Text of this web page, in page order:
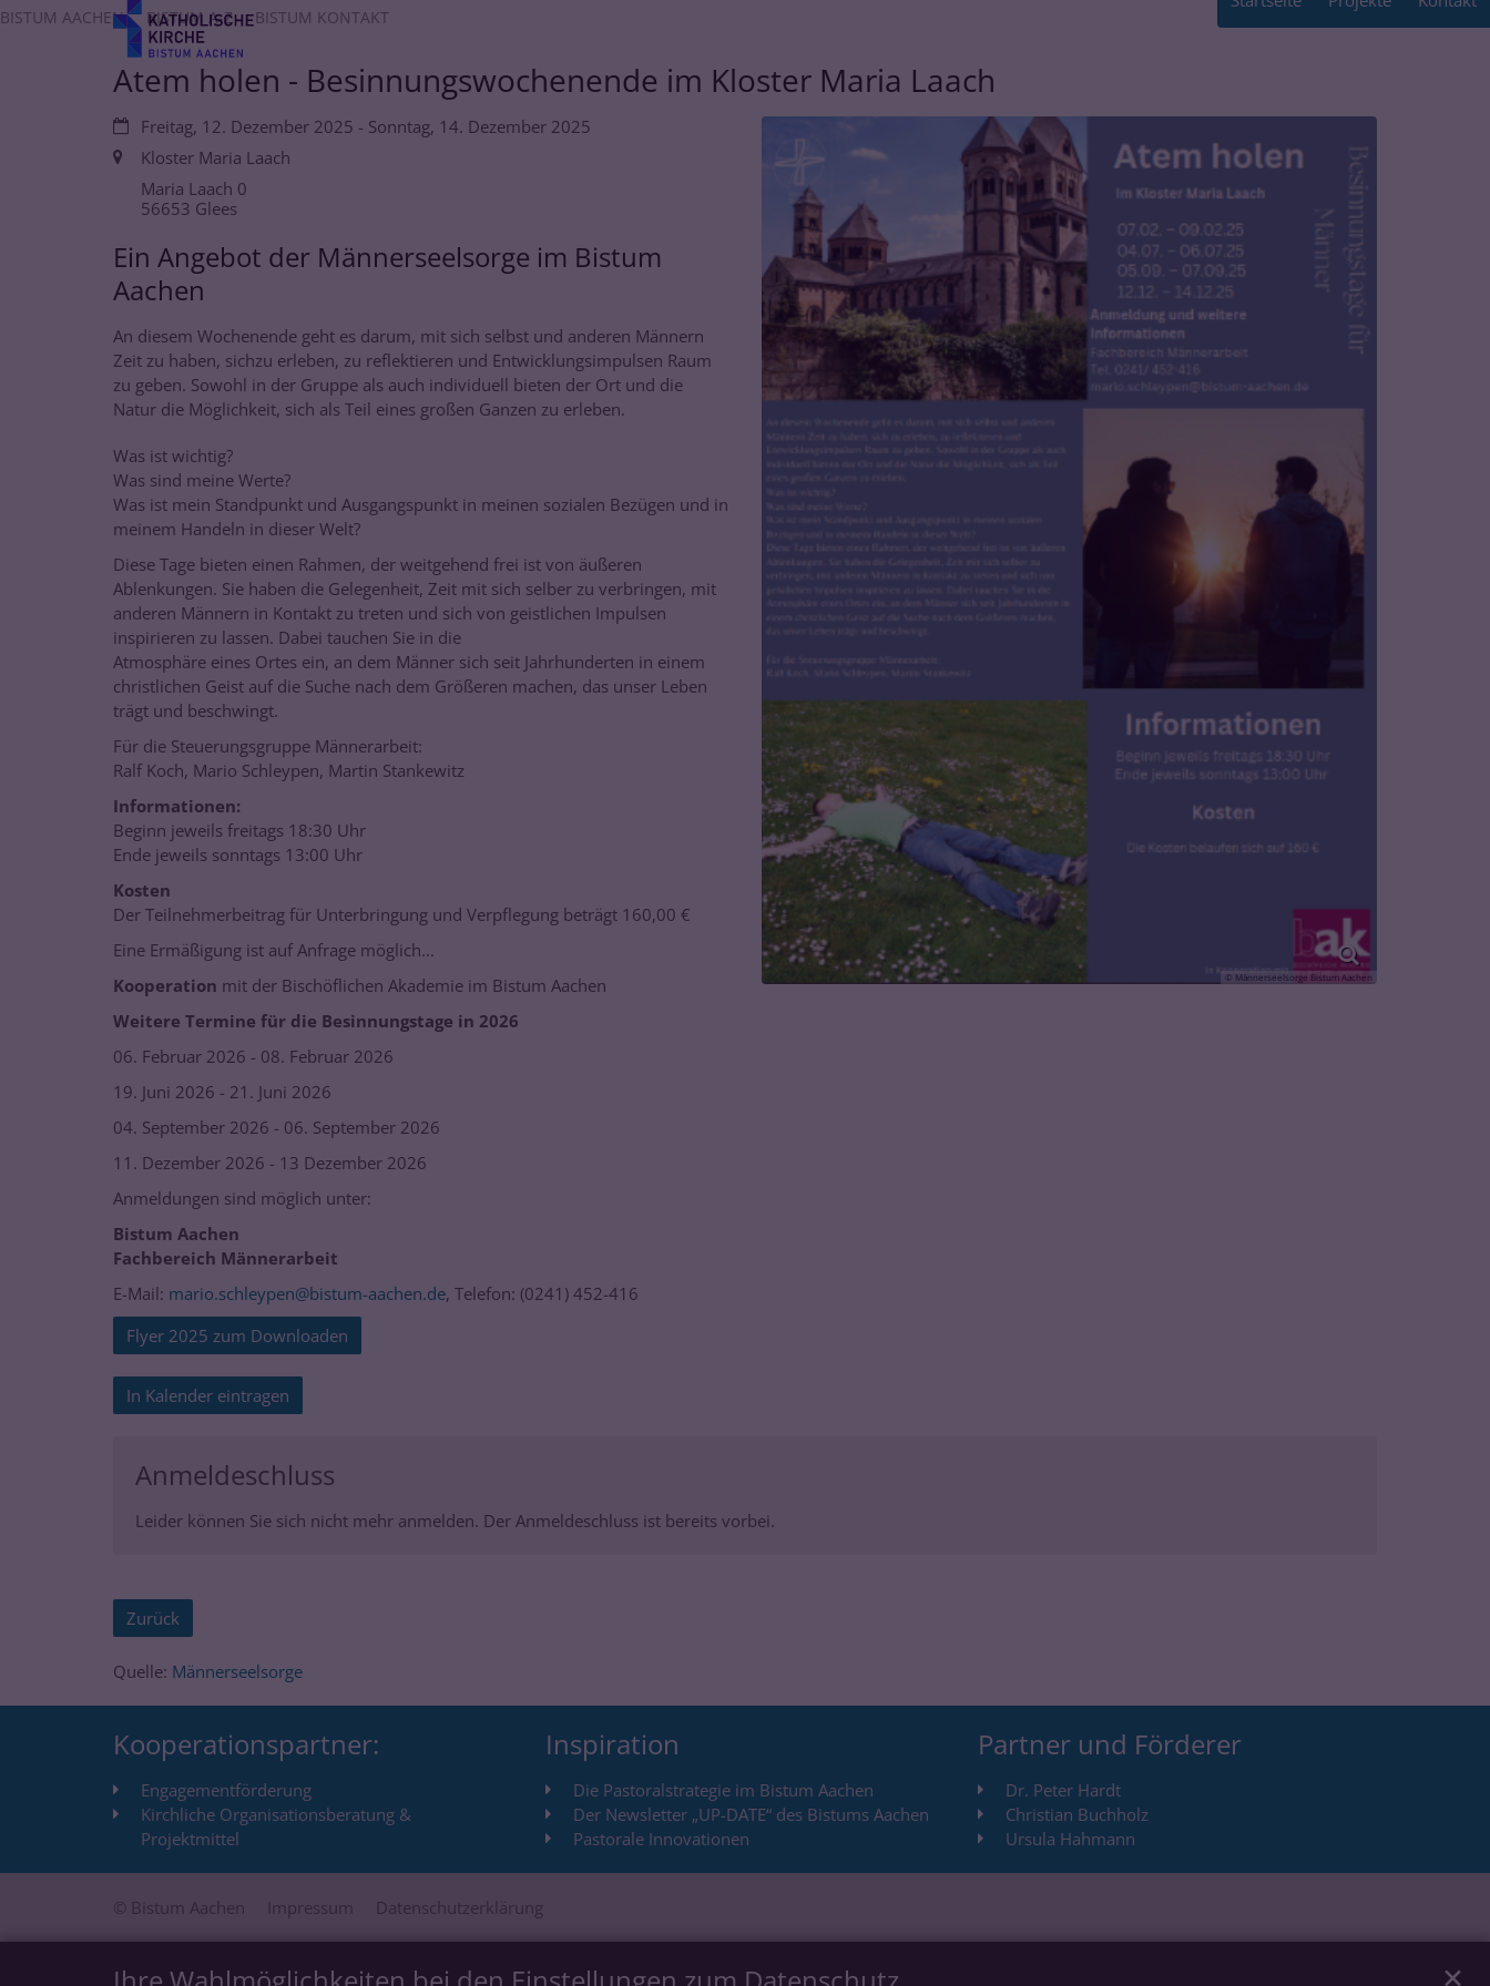
✕
Zum Inhalt springen
BISTUM AACHEN BISTUM A-Z BISTUM KONTAKT
Atem holen - Besinnungswochenende im Kloster Maria Laach
© Männerseelsorge Bistum Aachen
Datum:Freitag, 12. Dezember 2025 - Sonntag, 14. Dezember 2025
Ort: Kloster Maria Laach
Maria Laach 0
56653 Glees
Ein Angebot der Männerseelsorge im Bistum
Aachen
An diesem Wochenende geht es darum, mit sich selbst und anderen Männern
Zeit zu haben, sichzu erleben, zu reflektieren und Entwicklungsimpulsen Raum
zu geben. Sowohl in der Gruppe als auch individuell bieten der Ort und die
Natur die Möglichkeit, sich als Teil eines großen Ganzen zu erleben.
Was ist wichtig?
Was sind meine Werte?
Was ist mein Standpunkt und Ausgangspunkt in meinen sozialen Bezügen und in
meinem Handeln in dieser Welt?
Diese Tage bieten einen Rahmen, der weitgehend frei ist von äußeren
Ablenkungen. Sie haben die Gelegenheit, Zeit mit sich selber zu verbringen, mit
anderen Männern in Kontakt zu treten und sich von geistlichen Impulsen
inspirieren zu lassen. Dabei tauchen Sie in die
Atmosphäre eines Ortes ein, an dem Männer sich seit Jahrhunderten in einem
christlichen Geist auf die Suche nach dem Größeren machen, das unser Leben
trägt und beschwingt.
Für die Steuerungsgruppe Männerarbeit:
Ralf Koch, Mario Schleypen, Martin Stankewitz
Informationen:
Beginn jeweils freitags 18:30 Uhr
Ende jeweils sonntags 13:00 Uhr
Kosten
Der Teilnehmerbeitrag für Unterbringung und Verpflegung beträgt 160,00 €
Eine Ermäßigung ist auf Anfrage möglich...
Kooperation mit der Bischöflichen Akademie im Bistum Aachen
Weitere Termine für die Besinnungstage in 2026
06. Februar 2026 - 08. Februar 2026
19. Juni 2026 - 21. Juni 2026
04. September 2026 - 06. September 2026
11. Dezember 2026 - 13 Dezember 2026
Anmeldungen sind möglich unter:
Bistum Aachen
Fachbereich Männerarbeit
E-Mail: mario.schleypen@bistum-aachen.de, Telefon: (0241) 452-416
Flyer 2025 zum Downloaden
In Kalender eintragen
Anmeldeschluss
Leider können Sie sich nicht mehr anmelden. Der Anmeldeschluss ist bereits vorbei.
Zurück
Quelle: Männerseelsorge
Kooperationspartner:
Engagementförderung
Kirchliche Organisationsberatung &
Projektmittel
Inspiration
Die Pastoralstrategie im Bistum Aachen
Der Newsletter „UP-DATE“ des Bistums Aachen
Pastorale Innovationen
Partner und Förderer
Dr. Peter Hardt
Christian Buchholz
Ursula Hahmann
© Bistum Aachen Impressum Datenschutzerklärung